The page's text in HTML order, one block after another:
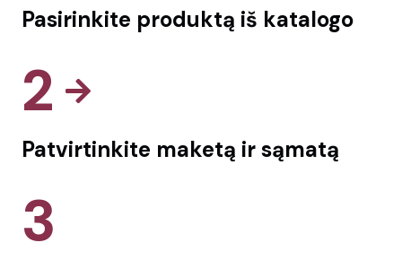
Pasirinkite produktą iš katalogo
2
Patvirtinkite maketą ir sąmatą
3